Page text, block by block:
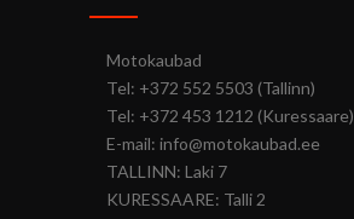
Motokaubad
Tel: +372 552 5503 (Tallinn)
Tel: +372 453 1212 (Kuressaare)
E-mail: info@motokaubad.ee
TALLINN: Laki 7
KURESSAARE: Talli 2